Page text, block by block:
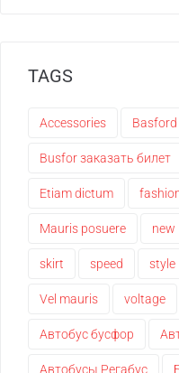
TAGS
Accessories Basford
Busfor заказать билет
Etiam dictum
Mauris posuere new
skirt speed style
Vel mauris voltage
Автобус бусфор
Автобусы Регабус